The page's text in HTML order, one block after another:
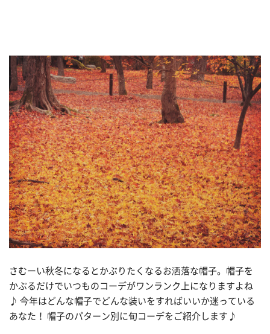
さむーい秋冬になるとかぶりたくなるお洒落な帽子。帽子を
かぶるだけでいつものコーデがワンランク上になりますよね
♪ 今年はどんな帽子でどんな装いをすればいいか迷っている
あなた！ 帽子のパターン別に旬コーデをご紹介します♪